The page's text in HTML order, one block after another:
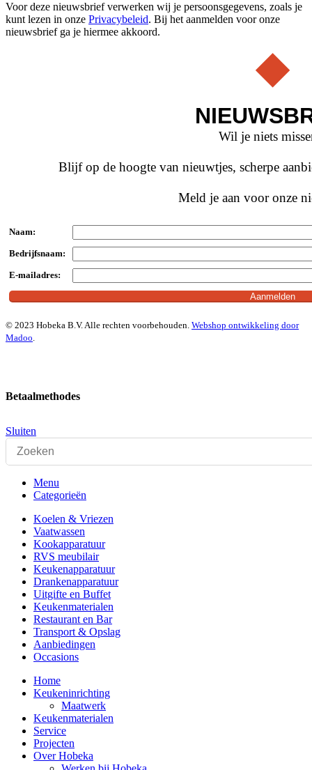
Voor deze nieuwsbrief verwerken wij je persoonsgegevens, zoals je
kunt lezen in onze Privacybeleid. Bij het aanmelden voor onze
nieuwsbrief ga je hiermee akkoord.
Wil je niets
Blijf op de hoogte van nieuwtjes, scherpe
Meld je aan voor onze
Naam:
Bedrijfsnaam:
E-mailadres:
© 2023 Hobeka B.V. Alle rechten voorbehouden. Webshop ontwikkeling door
Madoo.
Betaalmethodes
Sluiten
Menu
Categorieën
Koelen & Vriezen
Vaatwassen
Kookapparatuur
RVS meubilair
Keukenapparatuur
Drankenapparatuur
Uitgifte en Buffet
Keukenmaterialen
Restaurant en Bar
Transport & Opslag
Aanbiedingen
Occasions
Home
Keukeninrichting
Maatwerk
Keukenmaterialen
Service
Projecten
Over Hobeka